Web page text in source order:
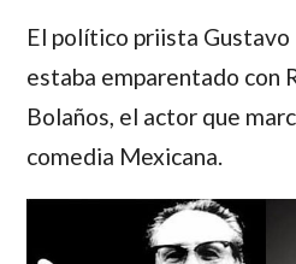
El político priista
estaba emparentado con
Bolaños, el actor que
comedia Mexicana.